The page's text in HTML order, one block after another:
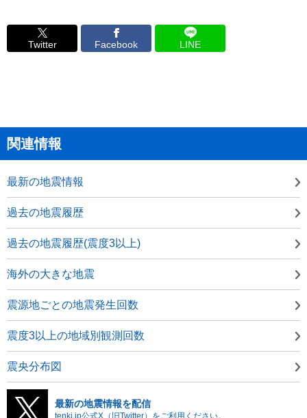
Twitter Facebook LINE
関連情報
最新の地震情報
過去の地震履歴
過去の地震履歴(震度3以上)
海外の大きな地震
震源地ごとの地震発生回数
震度3以上の地域別観測回数
震央分布図
最新の地震情報を配信
tenki.jp公式X（旧Twitter）をご利用ください。